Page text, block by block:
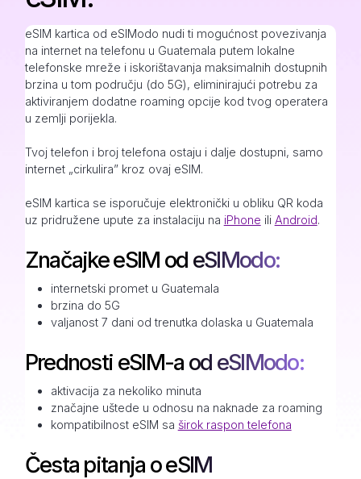
eSIM kartica od eSIModo nudi ti mogućnost povezivanja
na internet na telefonu u Guatemala putem lokalne
telefonske mreže i iskorištavanja maksimalnih dostupnih
brzina u tom području (do 5G), eliminirajući potrebu za
aktiviranjem dodatne roaming opcije kod tvog operatera
u zemlji porijekla.
Tvoj telefon i broj telefona ostaju i dalje dostupni, samo
internet „cirkulira” kroz ovaj eSIM.
eSIM kartica se isporučuje elektronički u obliku QR koda
uz pridružene upute za instalaciju na iPhone ili Android.
Značajke eSIM od eSIModo:
internetski promet u Guatemala
brzina do 5G
valjanost 7 dani od trenutka dolaska u Guatemala
Prednosti eSIM-a od eSIModo:
aktivacija za nekoliko minuta
značajne uštede u odnosu na naknade za roaming
kompatibilnost eSIM sa širok raspon telefona
Česta pitanja o eSIM